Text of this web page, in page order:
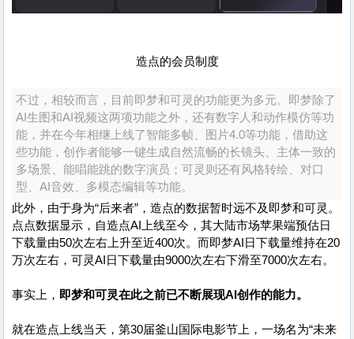
造点的会员制度
不过，相较而言，目前即梦和可灵的功能更为多元。即梦除了
AI生图和AI视频这两项功能之外，还有数字人和动作模仿等功
能，并在今年相继上线了智能多帧、图片4.0等功能，借助这
些功能，创作者能够一键生成自然流畅的长镜头、主体一致的
多场景、能唱能跳的数字演员；可灵则还有风格转绘、对口
型、AI音效、多模态编辑等功能。
此外，由于身为“后来者”，造点的数据暂时远不及即梦和可灵。
点点数据显示，自造点AI上线至今，其大陆市场苹果端预估日
下载量由50次左右上升至近400次。而即梦AI日下载量维持在20
万次左右，可灵AI日下载量由9000次左右下滑至7000次左右。
事实上， 即梦和可灵在此之前已不断展现AI创作的能力。
就在造点上线当天，第30届釜山国际电影节上，一场名为“未来